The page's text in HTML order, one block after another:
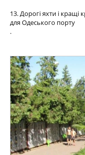
13. Дорогі яхти і кращі
для Одеського порту
.